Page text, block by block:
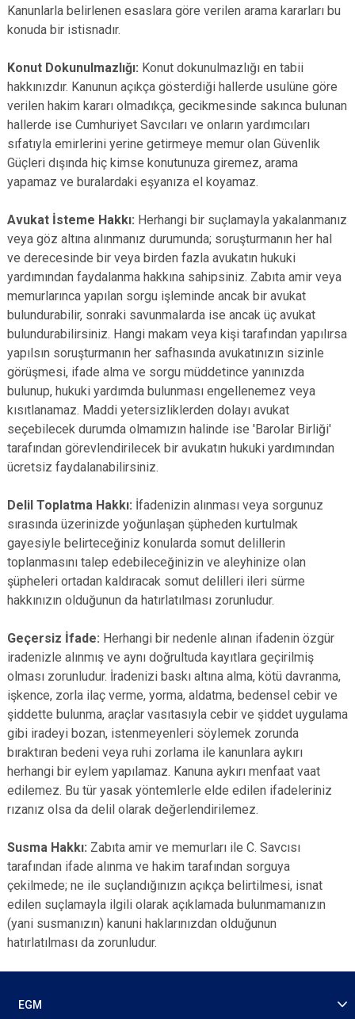
Kanunlarla belirlenen esaslara göre verilen arama kararları bu
konuda bir istisnadır.
Konut Dokunulmazlığı: Konut dokunulmazlığı en tabii
hakkınızdır. Kanunun açıkça gösterdiği hallerde usulüne göre
verilen hakim kararı olmadıkça, gecikmesinde sakınca bulunan
hallerde ise Cumhuriyet Savcıları ve onların yardımcıları
sıfatıyla emirlerini yerine getirmeye memur olan Güvenlik
Güçleri dışında hiç kimse konutunuza giremez, arama
yapamaz ve buralardaki eşyanıza el koyamaz.
Avukat İsteme Hakkı: Herhangi bir suçlamayla yakalanmanız
veya göz altına alınmanız durumunda; soruşturmanın her hal
ve derecesinde bir veya birden fazla avukatın hukuki
yardımından faydalanma hakkına sahipsiniz. Zabıta amir veya
memurlarınca yapılan sorgu işleminde ancak bir avukat
bulundurabilir, sonraki savunmalarda ise ancak üç avukat
bulundurabilirsiniz. Hangi makam veya kişi tarafından yapılırsa
yapılsın soruşturmanın her safhasında avukatınızın sizinle
görüşmesi, ifade alma ve sorgu müddetince yanınızda
bulunup, hukuki yardımda bulunması engellenemez veya
kısıtlanamaz. Maddi yetersizliklerden dolayı avukat
seçebilecek durumda olmamızın halinde ise 'Barolar Birliği'
tarafından görevlendirilecek bir avukatın hukuki yardımından
ücretsiz faydalanabilirsiniz.
Delil Toplatma Hakkı: İfadenizin alınması veya sorgunuz
sırasında üzerinizde yoğunlaşan şüpheden kurtulmak
gayesiyle belirteceğiniz konularda somut delillerin
toplanmasını talep edebileceğinizin ve aleyhinize olan
şüpheleri ortadan kaldıracak somut delilleri ileri sürme
hakkınızın olduğunun da hatırlatılması zorunludur.
Geçersiz İfade: Herhangi bir nedenle alınan ifadenin özgür
iradenizle alınmış ve aynı doğrultuda kayıtlara geçirilmiş
olması zorunludur. İradenizi baskı altına alma, kötü davranma,
işkence, zorla ilaç verme, yorma, aldatma, bedensel cebir ve
şiddette bulunma, araçlar vasıtasıyla cebir ve şiddet uygulama
gibi iradeyi bozan, istenmeyenleri söylemek zorunda
bıraktıran bedeni veya ruhi zorlama ile kanunlara aykırı
herhangi bir eylem yapılamaz. Kanuna aykırı menfaat vaat
edilemez. Bu tür yasak yöntemlerle elde edilen ifadeleriniz
rızanız olsa da delil olarak değerlendirilemez.
Susma Hakkı: Zabıta amir ve memurları ile C. Savcısı
tarafından ifade alınma ve hakim tarafından sorguya
çekilmede; ne ile suçlandığınızın açıkça belirtilmesi, isnat
edilen suçlamayla ilgili olarak açıklamada bulunmamanızın
(yani susmanızın) kanuni haklarınızdan olduğunun
hatırlatılması da zorunludur.
EGM